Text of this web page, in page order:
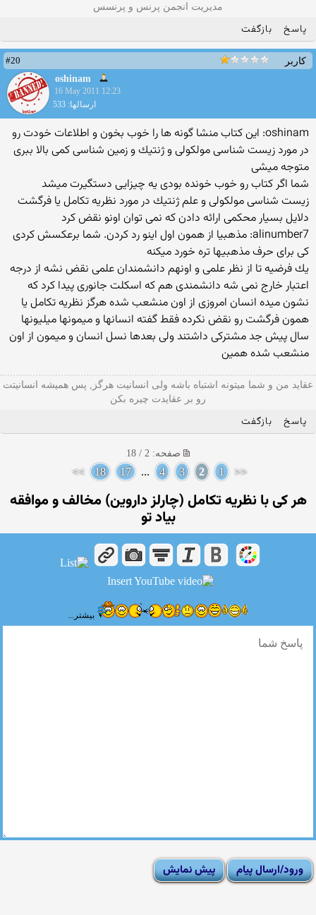
مدیریت انجمن پرنس و پرنسس
پاسخ بازگفت
کاربر
#20
oshinam
16 May 2011 12:23
ارسالها: 533
oshinam: این كتاب منشا گونه ها را خوب بخون و اطلاعات خودت رو
در مورد زیست شناسی مولكولی و ژنتیك و زمین شناسی كمی بالا ببری
متوجه میشی
شما اگر كتاب رو خوب خونده بودی یه چیزایی دستگیرت میشد
زیست شناسی مولكولی و علم ژنتیك در مورد نظریه تكامل یا فرگشت
دلایل بسیار محكمی ارائه دادن كه نمی توان اونو نقض كرد
alinumber7: مذهبیا از همون اول اینو رد كردن. شما برعكسش كردی
كی برای حرف مذهبیها تره خورد میكنه
یك فرضیه تا از نظر علمی و اونهم دانشمندان علمی نقض نشه از درجه
اعتبار خارج نمی شه دانشمندی هم كه اسكلت جانوری پیدا كرد كه
نشون میده انسان امروزی از اون منشعب شده هرگز نظریه تكامل یا
همون فرگشت رو نقض نكرده فقط گفته انسانها و میمونها میلیونها
سال پیش جد مشتركی داشتند ولی بعدها نسل انسان و میمون از اون
منشعب شده همین
عقاید من و شما میتونه اشتباه باشه ولی انسانیت هرگز, پس همیشه انسانیتت
رو بر عقایدت چیره بکن
پاسخ بازگفت
صفحه: 2 / 18
<<
1
2
3
4
...
17
18
>>
هر كی با نظریه تكامل (چارلز داروین) مخالف و موافقه
بیاد تو
بیشتر...